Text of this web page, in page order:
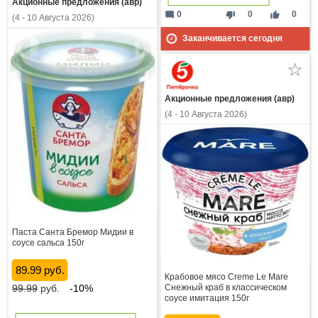
thumb_down 0 thumb_up 0
mode_comment 0
Заканчивается сегодня
Акционные предложения (авр)
(4 - 10 Августа 2026)
Паста Санта Бремор Мидии в
соусе сальса 150г
89.99 руб.
99.99руб. -10%
Акционные предложения (авр)
(4 - 10 Августа 2026)
Крабовое мясо Creme Le Mare
Снежный краб в классическом
соусе имитация 150г